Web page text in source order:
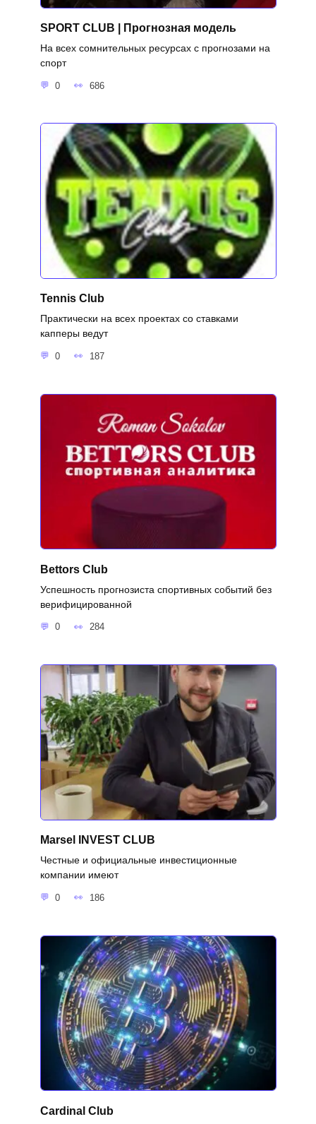
SPORT CLUB | Прогнозная модель
На всех сомнительных ресурсах с прогнозами на
спорт
0 686
Tennis Club
Практически на всех проектах со ставками
капперы ведут
0 187
Bettors Club
Успешность прогнозиста спортивных событий без
верифицированной
0 284
Marsel INVEST CLUB
Честные и официальные инвестиционные
компании имеют
0 186
Cardinal Club